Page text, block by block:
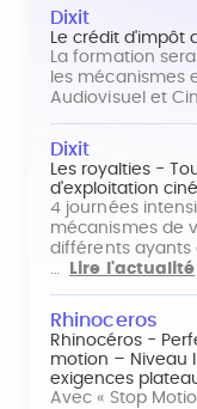
Dixit
Le crédit d'impôt
La formation
les mécanismes
Audiovisuel et
Dixit
Les royalties -
d'exploitation
4 journées
mécanismes de
différents ayants
…
Lire l'actualité
Rhinoceros
Rhinocéros -
motion – Niveau
exigences
Avec « Stop